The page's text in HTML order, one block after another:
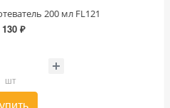
200 мл FL121
130 ₽
шт